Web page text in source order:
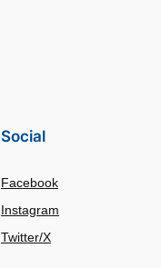
Social
Facebook
Instagram
Twitter/X